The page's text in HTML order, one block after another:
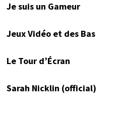
Je suis un Gameur
Jeux Vidéo et des Bas
Le Tour d’Écran
Sarah Nicklin (official)